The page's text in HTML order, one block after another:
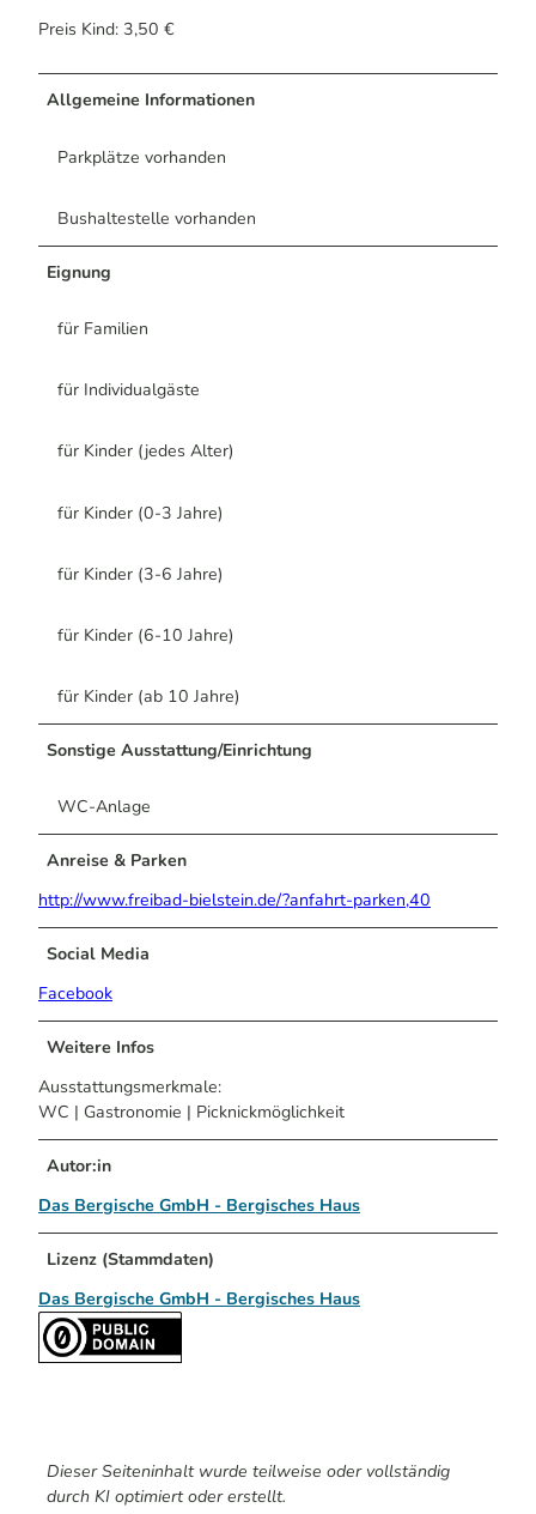
Preis Kind: 3,50 €
Allgemeine Informationen
Parkplätze vorhanden
Bushaltestelle vorhanden
Eignung
für Familien
für Individualgäste
für Kinder (jedes Alter)
für Kinder (0-3 Jahre)
für Kinder (3-6 Jahre)
für Kinder (6-10 Jahre)
für Kinder (ab 10 Jahre)
Sonstige Ausstattung/Einrichtung
WC-Anlage
Anreise & Parken
http://www.freibad-bielstein.de/?anfahrt-parken,40
Social Media
Facebook
Weitere Infos
Ausstattungsmerkmale:
WC | Gastronomie | Picknickmöglichkeit
Autor:in
Das Bergische GmbH - Bergisches Haus
Lizenz (Stammdaten)
Das Bergische GmbH - Bergisches Haus
Dieser Seiteninhalt wurde teilweise oder vollständig
durch KI optimiert oder erstellt.